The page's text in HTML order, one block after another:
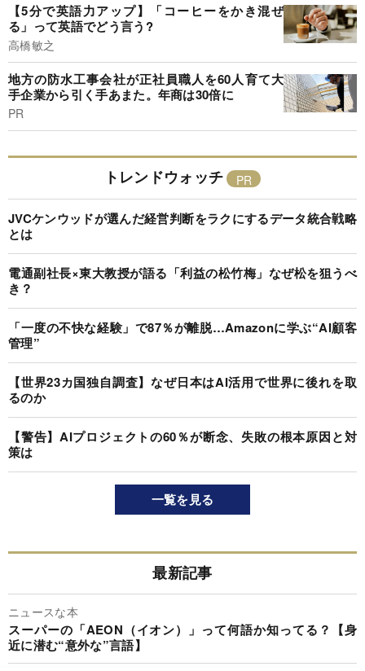
【5分で英語力アップ】「コーヒーをかき混ぜ
る」って英語でどう言う?
高橋敏之
地方の防水工事会社が正社員職人を60人育て大
手企業から引く手あまた。年商は30倍に
PR
トレンドウォッチ
JVCケンウッドが選んだ経営判断をラクにするデータ統合戦略
とは
電通副社長×東大教授が語る「利益の松竹梅」なぜ松を狙うべ
き？
「一度の不快な経験」で87％が離脱…Amazonに学ぶ“AI顧客
管理”
【世界23カ国独自調査】なぜ日本はAI活用で世界に後れを取
るのか
【警告】AIプロジェクトの60％が断念、失敗の根本原因と対
策は
一覧を見る
最新記事
ニュースな本
スーパーの「AEON（イオン）」って何語か知ってる？【身
近に潜む“意外な”言語】